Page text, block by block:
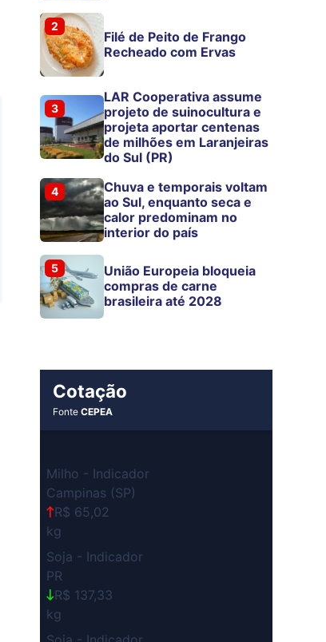
2
Filé de Peito de Frango
Recheado com Ervas
3
LAR Cooperativa assume
projeto de suinocultura e
projeta aportar centenas
de milhões em Laranjeiras
do Sul (PR)
4
Chuva e temporais voltam
ao Sul, enquanto seca e
calor predominam no
interior do país
5
União Europeia bloqueia
compras de carne
brasileira até 2028
Cotação
FonteCEPEA
Milho - Indicador
Campinas (SP)
R$ 65,02
kg
Soja - Indicador
PR
R$ 137,33
kg